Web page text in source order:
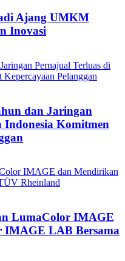
Ajang UMKM
Inovasi
Pernajual Terluas di
Pelanggan
dan Jaringan
Indonesia Komitmen
IMAGE dan Mendirikan
Rheinland
LumaColor IMAGE
LAB Bersama